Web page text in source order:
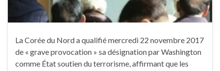
La Corée du Nord a qualifié mercredi 22 novembre 2017
de « grave provocation » sa désignation par Washington
comme État soutien du terrorisme, affirmant que les